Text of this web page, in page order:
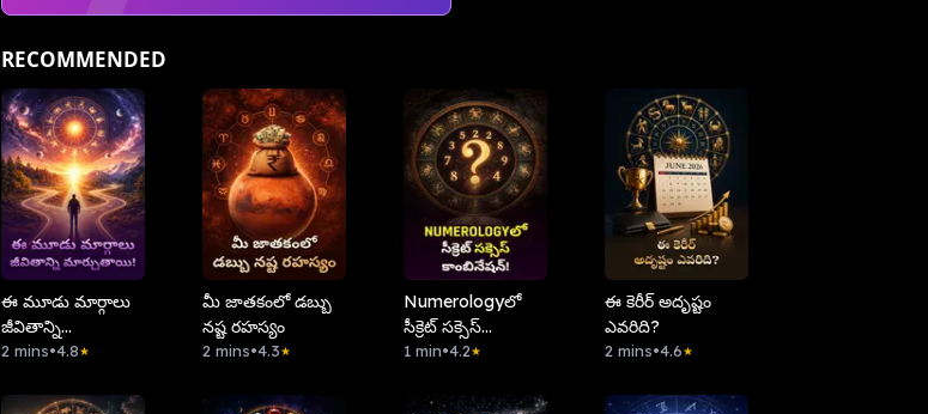
RECOMMENDED
ఈ మూడు మార్గాలు
జీవితాన్ని
మార్చుతాయి!
2 mins•4.8★
మీ జాతకంలో డబ్బు
నష్ట రహస్యం
2 mins•4.3★
Numerologyలో
సీక్రెట్ సక్సెస్
కాంబినేషన్!
1 min•4.2★
ఈ కెరీర్ అదృష్టం
ఎవరిది?
2 mins•4.6★